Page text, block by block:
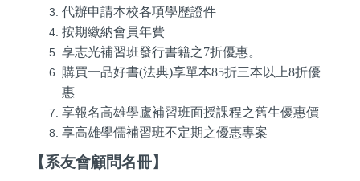
代辦申請本校各項學歷證件
按期繳納會員年費
享志光補習班發行書籍之7折優惠。
購買一品好書(法典)享單本85折三本以上8折優
惠
享報名高雄學廬補習班面授課程之舊生優惠價
享高雄學儒補習班不定期之優惠專案
【系友會顧問名冊】